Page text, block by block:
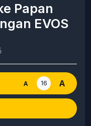
Papan
EVOS
A 16 A